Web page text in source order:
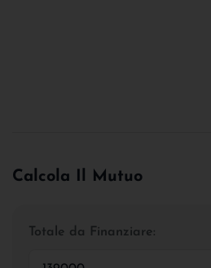
Calcola Il Mutuo
Totale da Finanziare: